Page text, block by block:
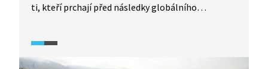
ti, kteří prchají před následky globálního
Ženevské úmluvy mohou uprchlíci získat
mezinárodní ochranu? Ze kterých míst tito lidé